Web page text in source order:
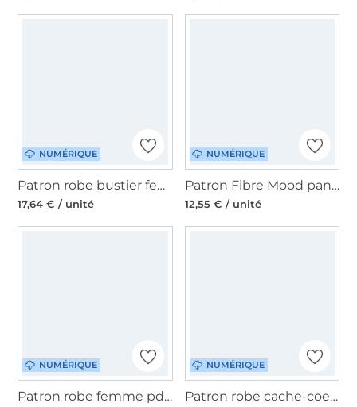
NUMÉRIQUE
Patron robe bustier femme pdf Grace PrimaRimma, en français
17,64 € / unité
NUMÉRIQUE
Patron Fibre Mood pantalon femme pdf Gizeh, en français
12,55 € / unité
NUMÉRIQUE
Patron robe femme pdf Janice My Image S1289, en français
NUMÉRIQUE
Patron robe cache-coeur femme pdf Aurora Erbsünde, en allemand